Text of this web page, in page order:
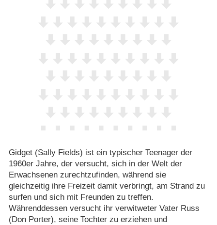
Gidget (Sally Fields) ist ein typischer Teenager der
1960er Jahre, der versucht, sich in der Welt der
Erwachsenen zurechtzufinden, während sie
gleichzeitig ihre Freizeit damit verbringt, am Strand zu
surfen und sich mit Freunden zu treffen.
Währenddessen versucht ihr verwitweter Vater Russ
(Don Porter), seine Tochter zu erziehen und